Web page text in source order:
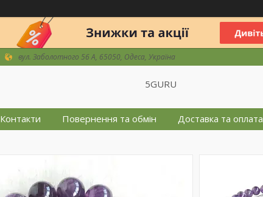
вул. Заболотного 56 А, 65050, Одеса, Україна
5GURU
Контакти Повернення та обмін Доставка та оплата